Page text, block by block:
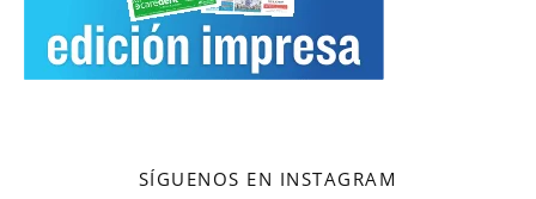
SÍGUENOS EN INSTAGRAM